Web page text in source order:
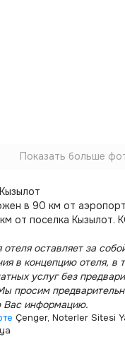
Показать больше
в 90 км от
от поселка
оставляет за
в концепцию отеля, в
услуг без
просим
информацию.
Çenger, Noterler Sitesi